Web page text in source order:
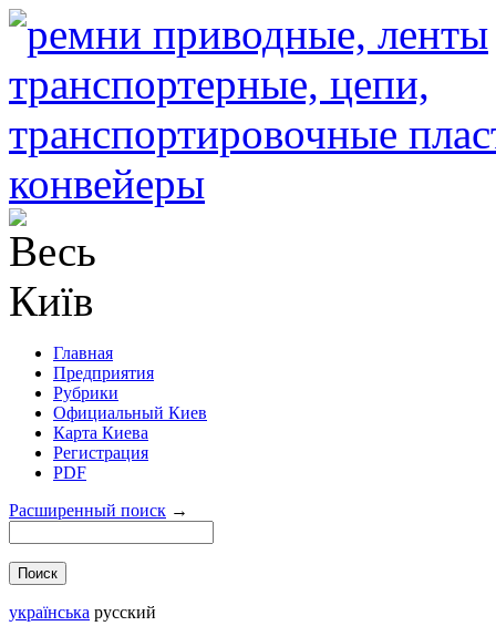
Главная
Предприятия
Рубрики
Официальный Киев
Карта Киева
Регистрация
PDF
Расширенный поиск →
українська русский